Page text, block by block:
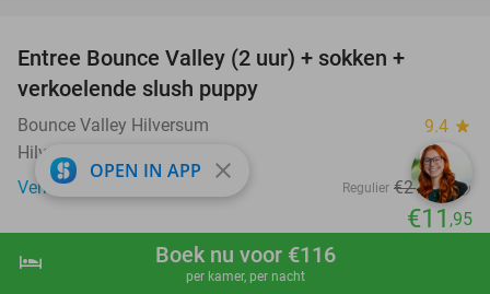
shopping_cart Boek nu
hotel Boek nu voor €116
per kamer, per nacht
Entree Bounce Valley (2 uur) + sokken +
verkoelende slush puppy
Bounce Valley Hilversum 9.4 star
Hilversum
Verkocht: 1.869
Regulier €21,95
€11 ,95
OPEN IN APP close